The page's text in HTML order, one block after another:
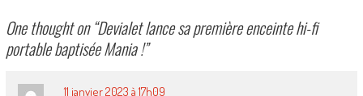
One thought on “Devialet lance sa première enceinte hi-fi
portable baptisée Mania !”
11 janvier 2023 à 17h09